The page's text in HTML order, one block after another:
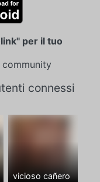
per il tuo
connessi
vicioso cañero